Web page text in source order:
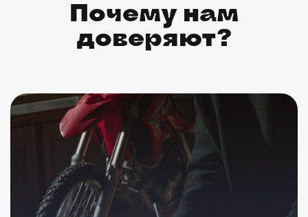
Почему нам
доверяют?